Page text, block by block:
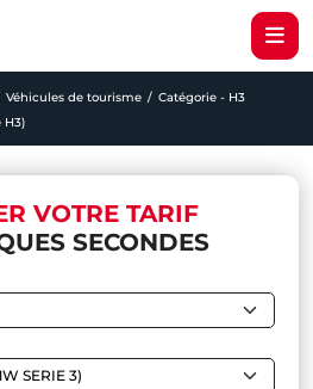
Véhicules de tourisme
Catégorie - H3
H3)
VOTRE TARIF
SECONDES